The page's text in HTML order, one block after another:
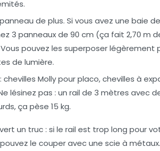
de plus. Si vous avez une baie
3 panneaux de 90 cm (ça fait 2,70 m
pouvez les superposer légèrement
de lumière.
chevilles Molly pour placo, chevilles à
lésinez pas : un rail de 3 mètres avec
ça pèse 15 kg.
un truc : si le rail est trop long pour
le couper avec une scie à